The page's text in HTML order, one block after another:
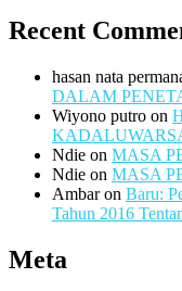
Recent
hasan nata
DALAM
Wiyono putro on
Ndie on MASA
Ndie on MASA
Ambaron Baru:
Tahun 2016
Meta